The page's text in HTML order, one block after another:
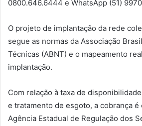
0800.646.6444 e WhatsApp (51)
O projeto de implantação da rede
segue as normas da Associação
Técnicas (ABNT) e o mapeamento
implantação.
Com relação à taxa de
e tratamento de esgoto, a cobrança
Agência Estadual de Regulação dos